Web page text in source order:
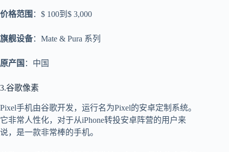
价格范围 ：$ 100到$ 3,000
旗舰设备：Mate & Pura 系列
原产国 ：中国
3.谷歌像素
Pixel手机由谷歌开发，运行名为Pixel的安卓定制系统。
它非常人性化，对于从iPhone转投安卓阵营的用户来
说，是一款非常棒的手机。